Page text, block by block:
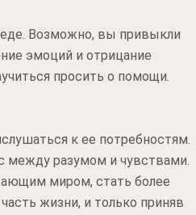
Возможно, вы привыкли
эмоций и отрицание
просить о помощи.
к ее потребностям.
между разумом и чувствами.
миром, стать более
жизни, и только приняв